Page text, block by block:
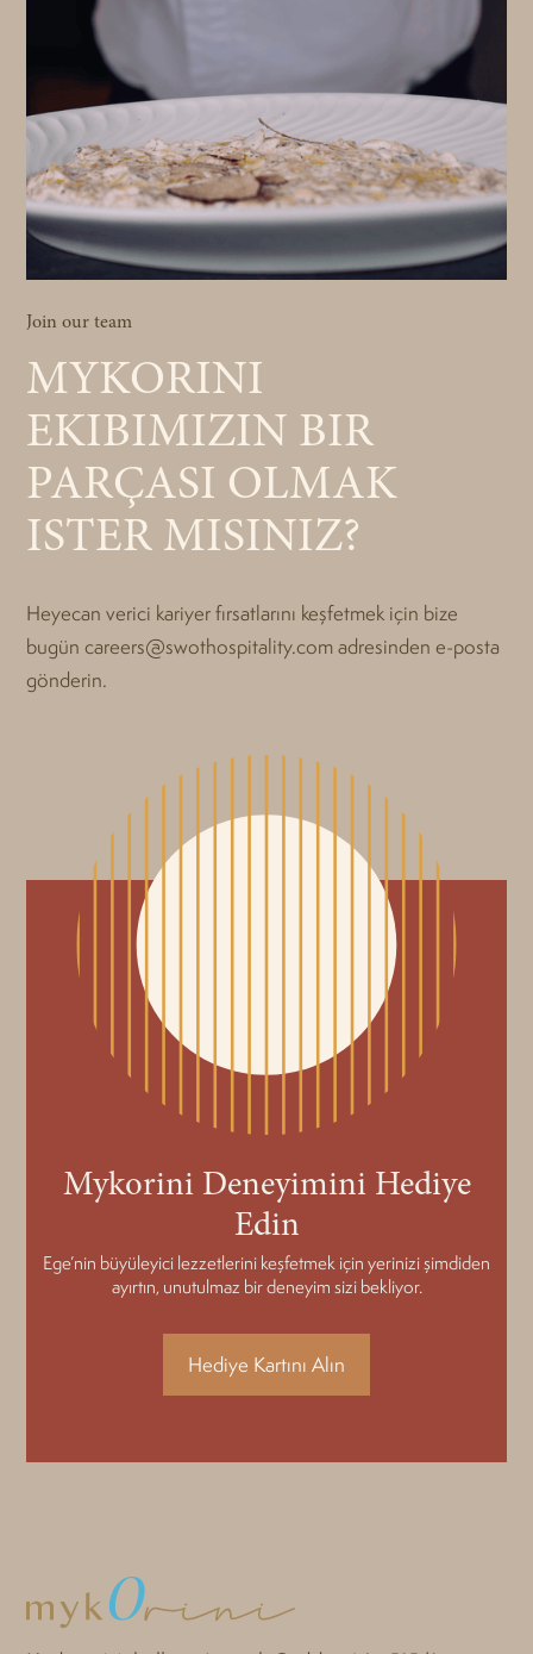
Join our team
MYKORINI
EKIBIMIZIN BIR
PARÇASI OLMAK
ISTER MISINIZ?
Heyecan verici kariyer fırsatlarını keşfetmek için bize
bugün careers@swothospitality.com adresinden e-posta
gönderin.
Mykorini Deneyimini Hediye
Edin
Ege’nin büyüleyici lezzetlerini keşfetmek için yerinizi şimdiden
ayırtın, unutulmaz bir deneyim sizi bekliyor.
Hediye Kartını Alın